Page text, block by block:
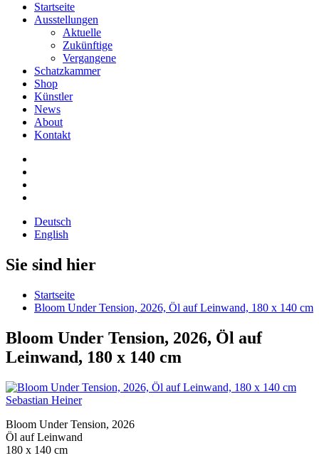
Startseite
Ausstellungen
Aktuelle
Zukünftige
Vergangene
Schatzkammer
Shop
Künstler
News
About
Kontakt
Deutsch
English
Sie sind hier
Startseite
Bloom Under Tension, 2026, Öl auf Leinwand, 180 x 140 cm
Bloom Under Tension, 2026, Öl auf
Leinwand, 180 x 140 cm
Sebastian Heiner
Bloom Under Tension, 2026
Öl auf Leinwand
180 x 140 cm